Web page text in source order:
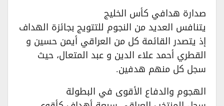
صدارة هدافي كأس الخليج
يتنافس العديد من النجوم للتتويج بجائزة الهداف
إذ يتصدر القائمة كل من العراقي أيمن حسين و
القطري أحمد علاء الدين و عبد المتعال، حيث
سجل كل منهم هدفين.
الهجوم والدفاع الأقوى في البطولة